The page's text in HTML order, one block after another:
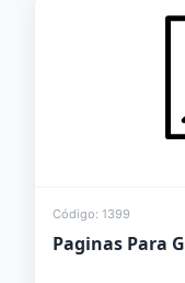
Código: 1399
Paginas Para